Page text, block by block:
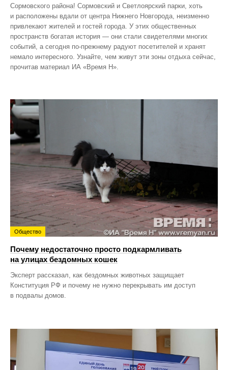
Сормовского района! Сормовский и Светлоярский парки, хоть
и расположены вдали от центра Нижнего Новгорода, неизменно
привлекают жителей и гостей города. У этих общественных
пространств богатая история — они стали свидетелями многих
событий, а сегодня по‑прежнему радуют посетителей и хранят
немало интересного. Узнайте, чем живут эти зоны отдыха сейчас,
прочитав материал ИА «Время Н».
Общество
Почему недостаточно просто подкармливать
на улицах бездомных кошек
Эксперт рассказал, как бездомных животных защищает
Конституция РФ и почему не нужно перекрывать им доступ
в подвалы домов.